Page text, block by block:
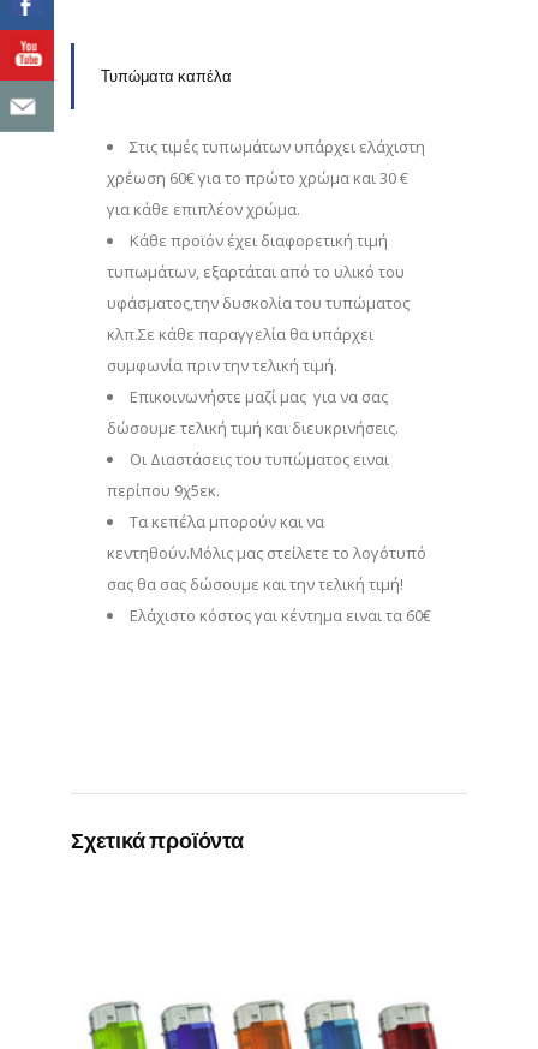
Τυπώματα καπέλα
Στις τιμές τυπωμάτων υπάρχει ελάχιστη
χρέωση 60€ για το πρώτο χρώμα και 30 €
για κάθε επιπλέον χρώμα.
Κάθε προϊόν έχει διαφορετική τιμή
τυπωμάτων, εξαρτάται από το υλικό του
υφάσματος,την δυσκολία του τυπώματος
κλπ.Σε κάθε παραγγελία θα υπάρχει
συμφωνία πριν την τελική τιμή.
Επικοινωνήστε μαζί μας για να σας
δώσουμε τελική τιμή και διευκρινήσεις.
Οι Διαστάσεις του τυπώματος ειναι
περίπου 9χ5εκ.
Τα κεπέλα μπορούν και να
κεντηθούν.Μόλις μας στείλετε το λογότυπό
σας θα σας δώσουμε και την τελική τιμή!
Eλάχιστο κόστος γαι κέντημα ειναι τα 60€
Σχετικά προϊόντα